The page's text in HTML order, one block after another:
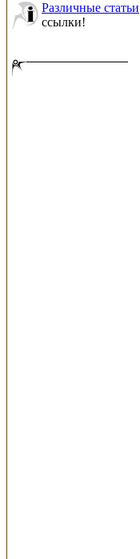
Различные статьи
ссылки!